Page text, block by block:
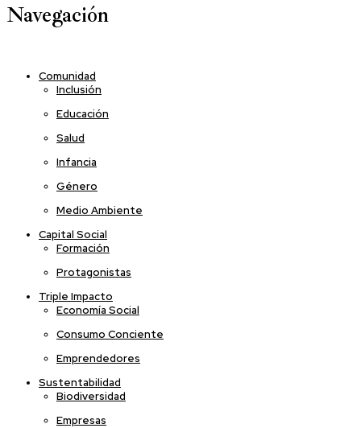
Navegación
Comunidad
Inclusión
Educación
Salud
Infancia
Género
Medio Ambiente
Capital Social
Formación
Protagonistas
Triple Impacto
Economía Social
Consumo Conciente
Emprendedores
Sustentabilidad
Biodiversidad
Empresas